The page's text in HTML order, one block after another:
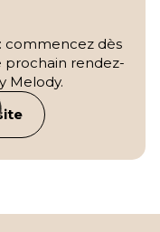
: commencez dès
prochain rendez-
Melody.